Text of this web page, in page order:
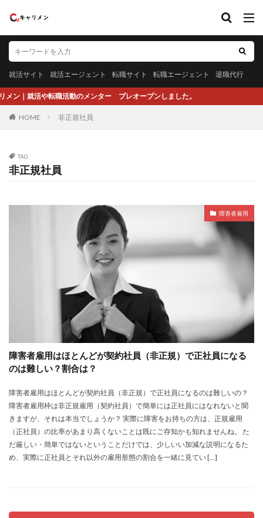
就活サイト 就活エージェント 転職サイト 転職エージェント 退職代行
職活動のメンター プレオープンしました。
HOME 非正規社員
TAG
非正規社員
障害者雇用
障害者雇用はほとんどが契約社員（非正規）で正社員になる
のは難しい？割合は？
障害者雇用はほとんどが契約社員（非正規）で正社員になるのは難しいの？
障害者雇用枠は非正規雇用（契約社員）で簡単には正社員にはなれないと聞
きますが、それは本当でしょうか？ 実際に障害をお持ちの方は、正規雇用
（正社員）の比率があまり高くないことは既にご存知かも知れませんね。 た
だ厳しい・簡単ではないということだけでは、少しいい加減な説明になるた
め、実際に正社員とそれ以外の雇用形態の割合を一緒に見てい […]